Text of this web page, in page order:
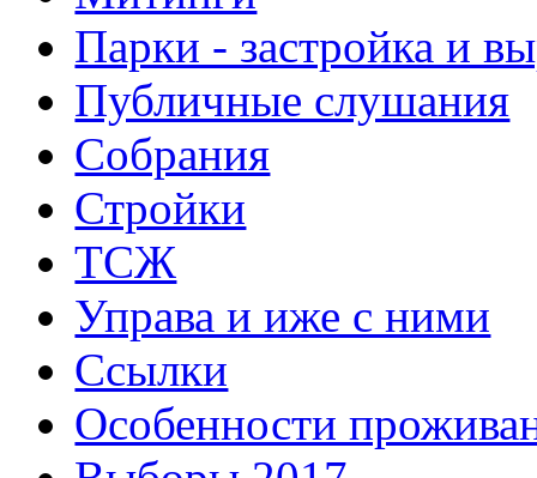
Парки - застройка и
Публичные слушания
Собрания
Стройки
ТСЖ
Управа и иже с ними
Ссылки
Особенности